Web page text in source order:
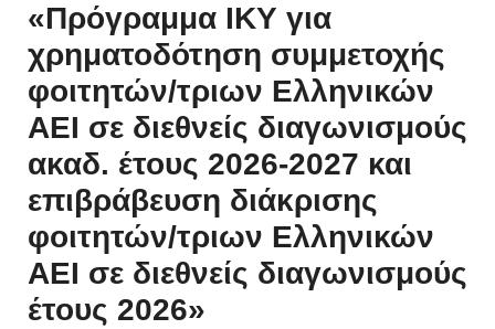
«Πρόγραμμα ΙΚΥ για
χρηματοδότηση συμμετοχής
φοιτητών/τριων Ελληνικών
ΑΕΙ σε διεθνείς διαγωνισμούς
ακαδ. έτους 2026-2027 και
επιβράβευση διάκρισης
φοιτητών/τριων Ελληνικών
ΑΕΙ σε διεθνείς διαγωνισμούς
έτους 2026»